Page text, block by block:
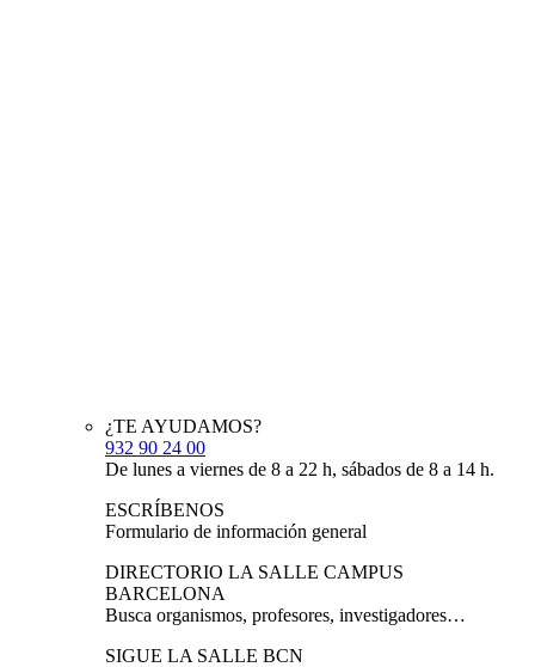
¿TE AYUDAMOS?
932 90 24 00
De lunes a viernes de 8 a 22 h, sábados de 8 a 14 h.
ESCRÍBENOS
Formulario de información general
DIRECTORIO LA SALLE CAMPUS
BARCELONA
Busca organismos, profesores, investigadores…
SIGUE LA SALLE BCN